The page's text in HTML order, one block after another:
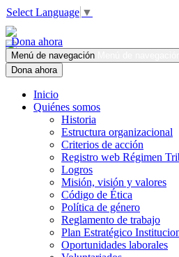
Select Language ▼
Dona ahora
Menú de navegación
Dona ahora
Inicio
Quiénes somos
Historia
Estructura organizacional
Criterios de acción
Registro web Régimen
Logros
Misión, visión y valores
Código de Ética
Política de género
Reglamento de trabajo
Plan Estratégico
Oportunidades laborales